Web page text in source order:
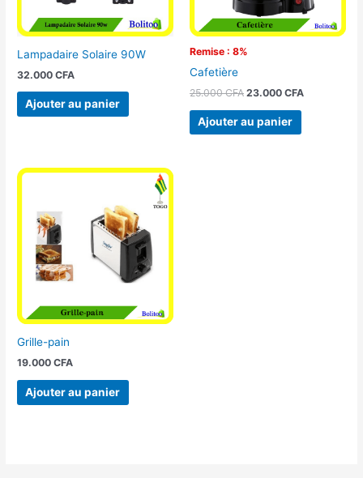
Lampadaire Solaire 90W
32.000CFA
Ajouter au panier
Remise : 8%
Cafetière
25.000CFA 23.000 CFA
Ajouter au panier
Grille-pain
19.000CFA
Ajouter au panier